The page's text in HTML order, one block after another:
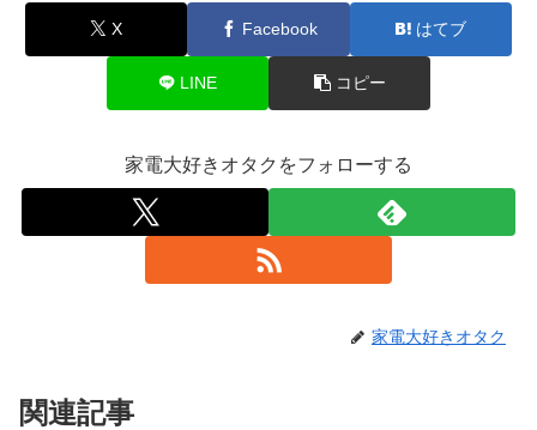
X Facebook はてブ
LINE コピー
家電大好きオタクをフォローする
家電大好きオタク
関連記事